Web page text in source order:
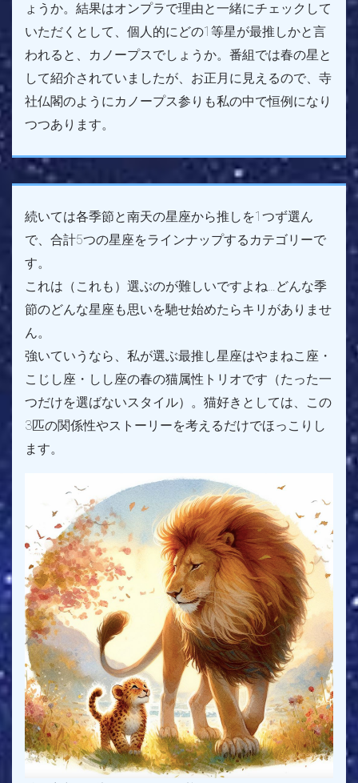
ょうか。結果はオンプラで理由と一緒にチェックして
いただくとして、個人的にどの1等星が最推しかと言
われると、カノープスでしょうか。番組では春の星と
して紹介されていましたが、お正月に見えるので、寺
社仏閣のようにカノープス参りも私の中で恒例になり
つつあります。
続いては各季節と南天の星座から推しを1つず選ん
で、合計5つの星座をラインナップするカテゴリーで
す。
これは（これも）選ぶのが難しいですよね…どんな季
節のどんな星座も思いを馳せ始めたらキリがありませ
ん。
強いていうなら、私が選ぶ最推し星座はやまねこ座・
こじし座・しし座の春の猫属性トリオです（たった一
つだけを選ばないスタイル）。猫好きとしては、この
3匹の関係性やストーリーを考えるだけでほっこりし
ます。